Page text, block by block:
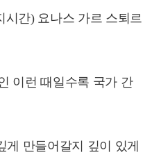
간) 요나스 가르 스퇴르
이런 때일수록 국가 간
게 만들어갈지 깊이 있게